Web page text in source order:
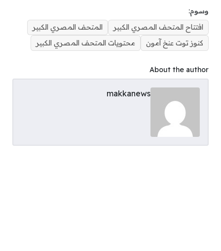
وسوم:
افتتاح المتحف المصري الكبير
المتحف المصري الكبير
كنوز توت عنخ آمون
محتويات المتحف المصري الكبير
About the author
makkanews